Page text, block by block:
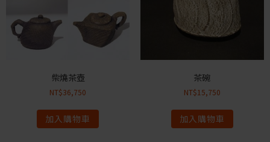
柴燒茶壺
NT$36,750
加入購物車
茶碗
NT$15,750
加入購物車